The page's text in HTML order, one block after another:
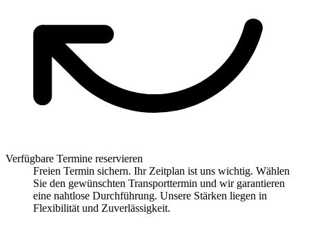
Verfügbare Termine reservieren
Freien Termin sichern. Ihr Zeitplan ist uns wichtig. Wählen
Sie den gewünschten Transporttermin und wir garantieren
eine nahtlose Durchführung. Unsere Stärken liegen in
Flexibilität und Zuverlässigkeit.